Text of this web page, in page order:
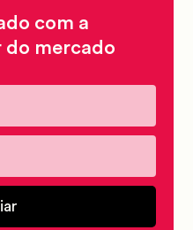
com a
do mercado